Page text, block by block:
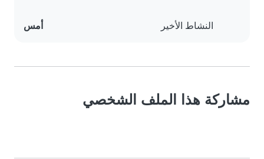
النشاط الأخير أمس
مشاركة هذا الملف الشخصي